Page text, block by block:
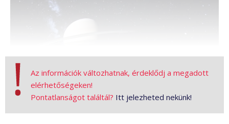
Az információk változhatnak, érdeklődj a megadott
elérhetőségeken!
Pontatlanságot találtál? Itt jelezheted nekünk!